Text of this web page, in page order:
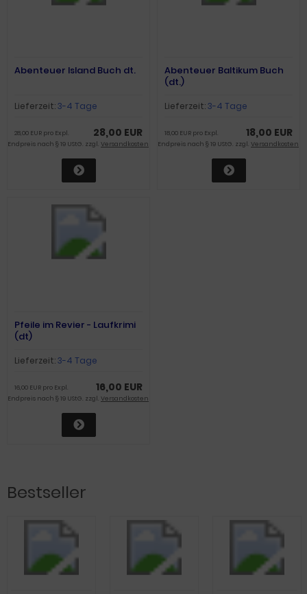
Abenteuer Island Buch dt.
Lieferzeit:3-4 Tage
28,00 EUR
28,00 EUR pro Expl.
Endpreis nach § 19 UStG. zzgl. Versandkosten
Abenteuer Baltikum Buch
(dt.)
Lieferzeit:3-4 Tage
18,00 EUR
18,00 EUR pro Expl.
Endpreis nach § 19 UStG. zzgl. Versandkosten
Pfeile im Revier - Laufkrimi
(dt)
Lieferzeit:3-4 Tage
16,00 EUR
16,00 EUR pro Expl.
Endpreis nach § 19 UStG. zzgl. Versandkosten
Bestseller